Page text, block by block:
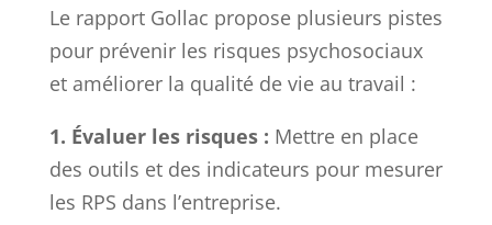
Le rapport Gollac propose plusieurs pistes
pour prévenir les risques psychosociaux
et améliorer la qualité de vie au travail :
1. Évaluer les risques : Mettre en place
des outils et des indicateurs pour mesurer
les RPS dans l’entreprise.